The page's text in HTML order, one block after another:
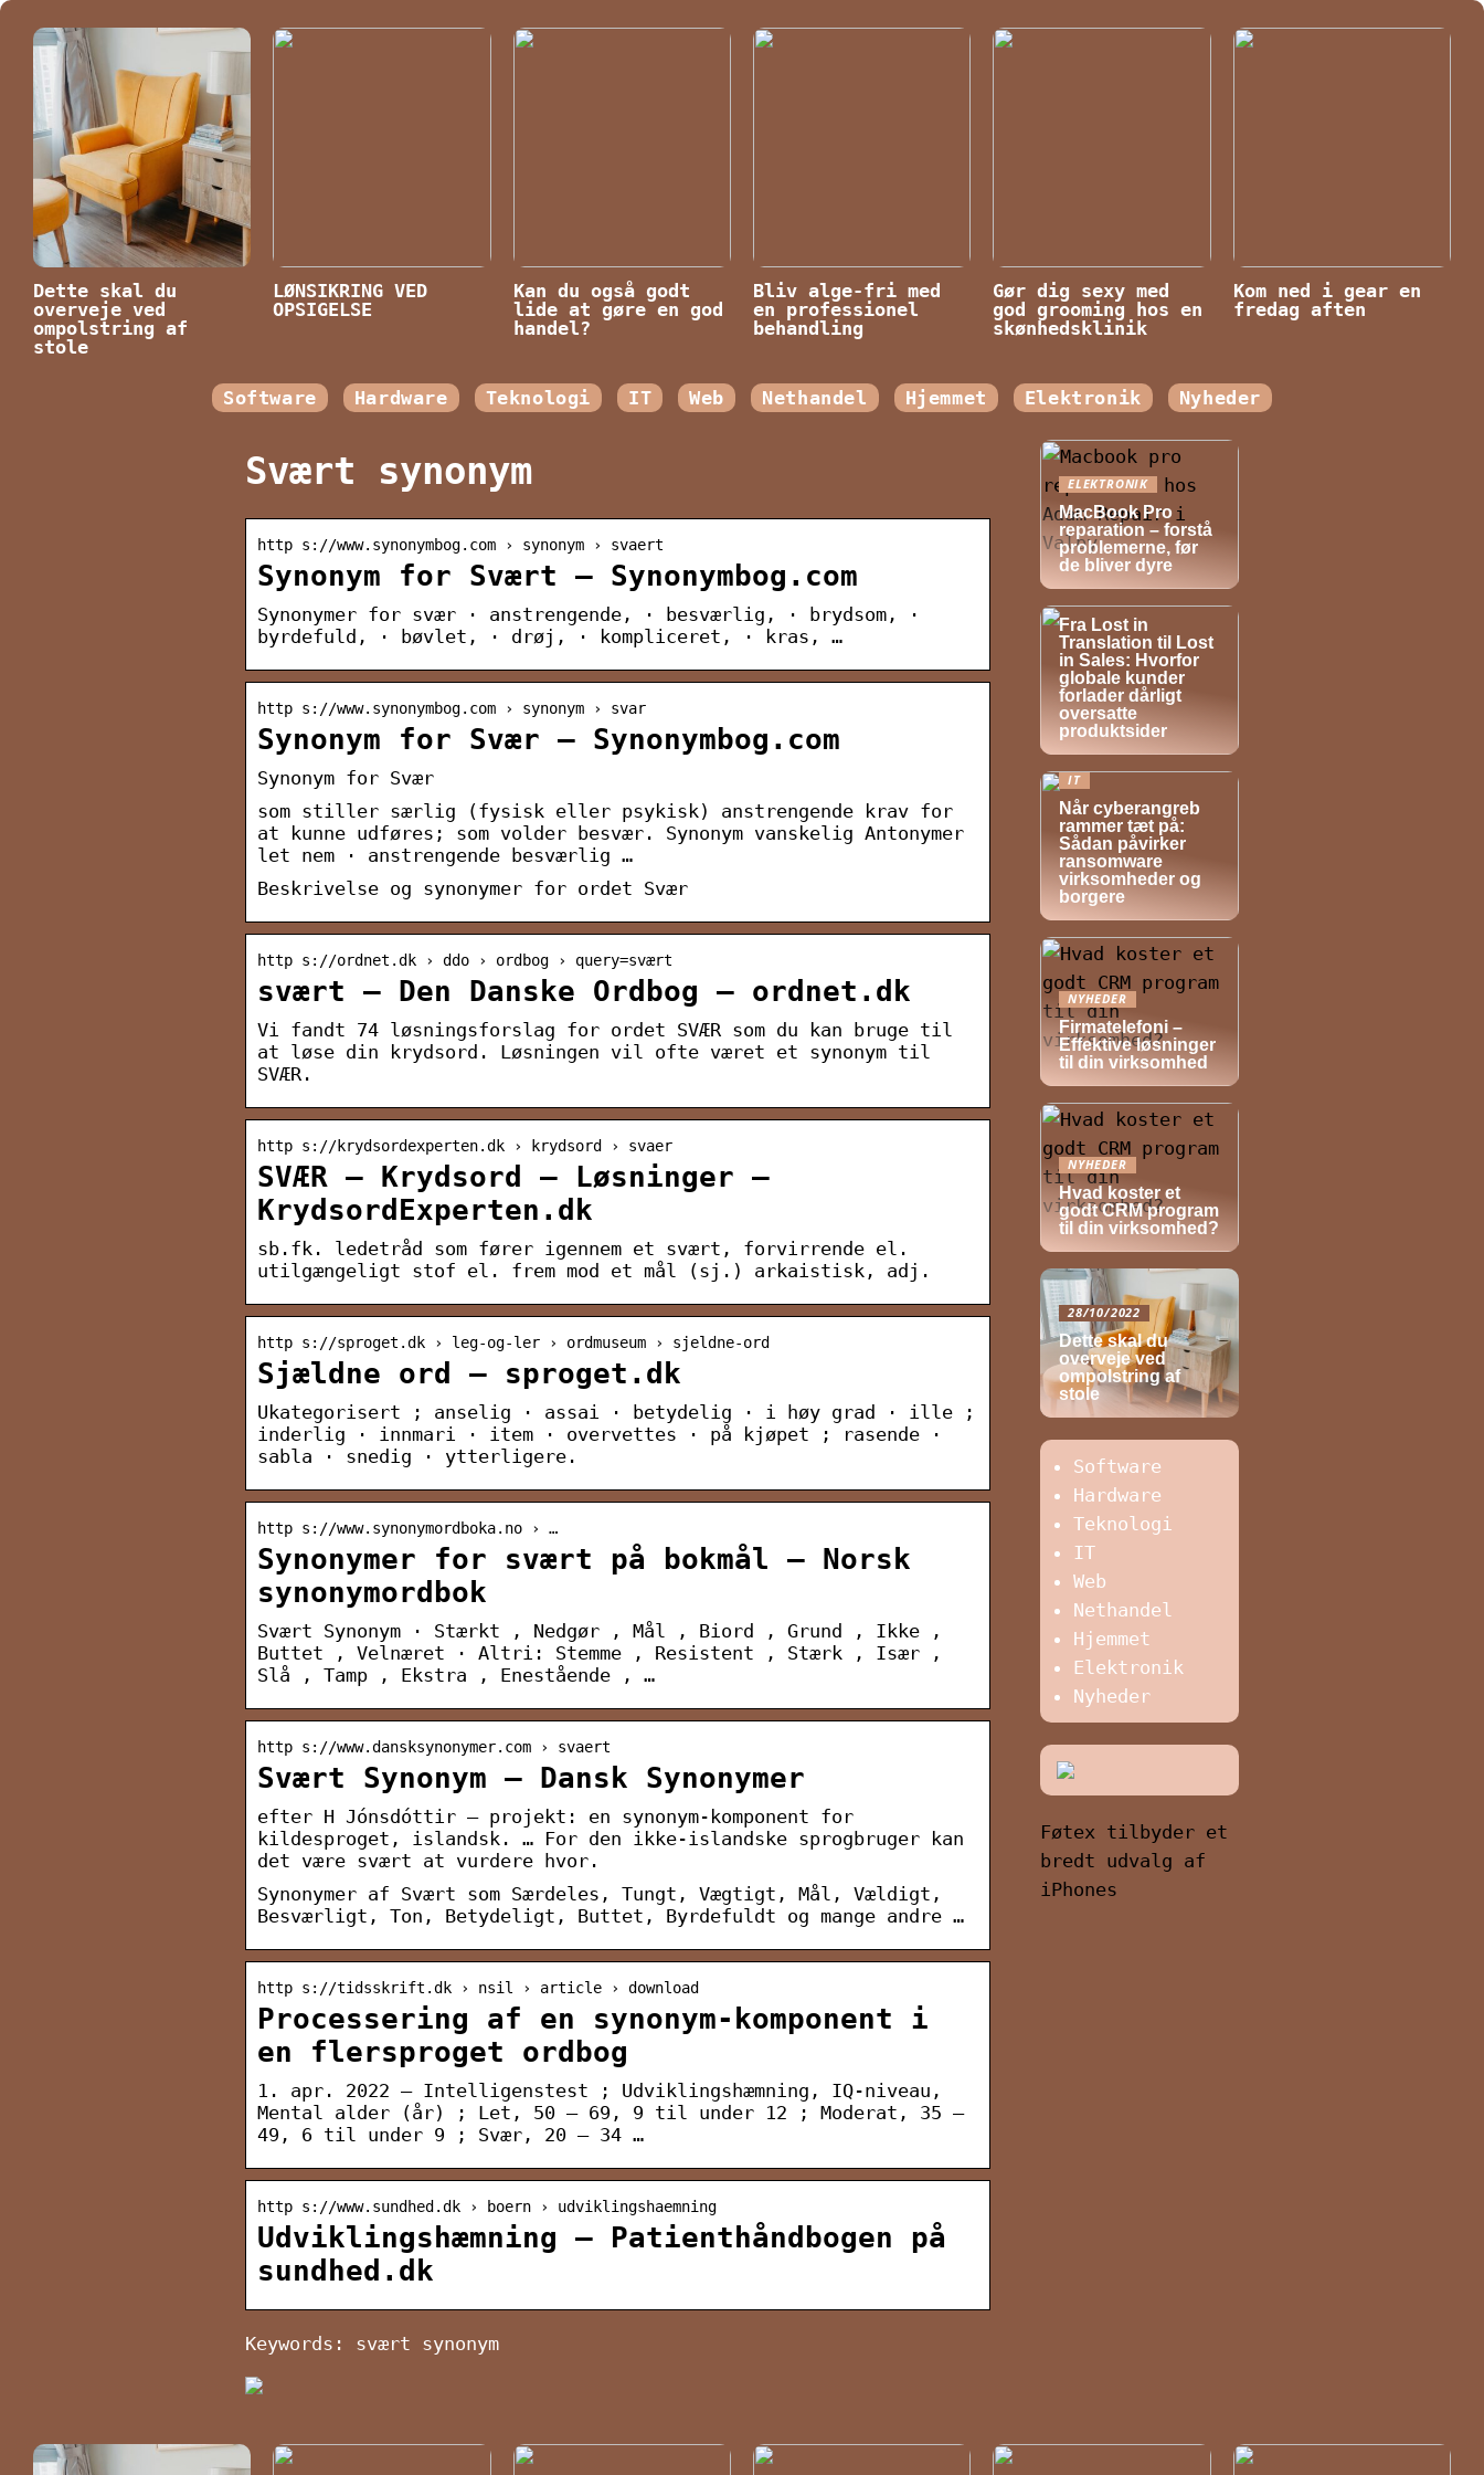
Dette skal du
overveje ved
ompolstring af
stole
LØNSIKRING VED
OPSIGELSE
Kan du også godt
lide at gøre en god
handel?
Bliv alge-fri med
en professionel
behandling
Gør dig sexy med
god grooming hos en
skønhedsklinik
Kom ned i gear en
fredag aften
Software Hardware Teknologi IT Web Nethandel Hjemmet Elektronik Nyheder
Svært synonym
http s://www.synonymbog.com › synonym › svaert
Synonym for Svært – Synonymbog.com
Synonymer for svær · anstrengende, · besværlig, · brydsom, ·
byrdefuld, · bøvlet, · drøj, · kompliceret, · kras, …
http s://www.synonymbog.com › synonym › svar
Synonym for Svær – Synonymbog.com
Synonym for Svær
som stiller særlig (fysisk eller psykisk) anstrengende krav for
at kunne udføres; som volder besvær. Synonym vanskelig Antonymer
let nem · anstrengende besværlig …
Beskrivelse og synonymer for ordet Svær
http s://ordnet.dk › ddo › ordbog › query=svært
svært — Den Danske Ordbog – ordnet.dk
Vi fandt 74 løsningsforslag for ordet SVÆR som du kan bruge til
at løse din krydsord. Løsningen vil ofte været et synonym til
SVÆR.
http s://krydsordexperten.dk › krydsord › svaer
SVÆR – Krydsord – Løsninger –
KrydsordExperten.dk
sb.fk. ledetråd som fører igennem et svært, forvirrende el.
utilgængeligt stof el. frem mod et mål (sj.) arkaistisk, adj.
http s://sproget.dk › leg-og-ler › ordmuseum › sjeldne-ord
Sjældne ord — sproget.dk
Ukategorisert ; anselig · assai · betydelig · i høy grad · ille ;
inderlig · innmari · item · overvettes · på kjøpet ; rasende ·
sabla · snedig · ytterligere.
http s://www.synonymordboka.no › …
Synonymer for svært på bokmål – Norsk
synonymordbok
Svært Synonym · Stærkt , Nedgør , Mål , Biord , Grund , Ikke ,
Buttet , Velnæret · Altri: Stemme , Resistent , Stærk , Især ,
Slå , Tamp , Ekstra , Enestående , …
http s://www.dansksynonymer.com › svaert
Svært Synonym – Dansk Synonymer
efter H Jónsdóttir — projekt: en synonym-komponent for
kildesproget, islandsk. … For den ikke-islandske sprogbruger kan
det være svært at vurdere hvor.
Synonymer af Svært som Særdeles, Tungt, Vægtigt, Mål, Vældigt,
Besværligt, Ton, Betydeligt, Buttet, Byrdefuldt og mange andre …
http s://tidsskrift.dk › nsil › article › download
Processering af en synonym-komponent i
en flersproget ordbog
1. apr. 2022 — Intelligenstest ; Udviklingshæmning, IQ-niveau,
Mental alder (år) ; Let, 50 – 69, 9 til under 12 ; Moderat, 35 –
49, 6 til under 9 ; Svær, 20 – 34 …
http s://www.sundhed.dk › boern › udviklingshaemning
Udviklingshæmning – Patienthåndbogen på
sundhed.dk
Keywords: svært synonym
ELEKTRONIK
MacBook Pro
reparation – forstå
problemerne, før
de bliver dyre
Fra Lost in
Translation til Lost
in Sales: Hvorfor
globale kunder
forlader dårligt
oversatte
produktsider
IT
Når cyberangreb
rammer tæt på:
Sådan påvirker
ransomware
virksomheder og
borgere
NYHEDER
Firmatelefoni –
Effektive løsninger
til din virksomhed
NYHEDER
Hvad koster et
godt CRM program
til din virksomhed?
28/10/2022
Dette skal du
overveje ved
ompolstring af
stole
Software
Hardware
Teknologi
IT
Web
Nethandel
Hjemmet
Elektronik
Nyheder
Føtex tilbyder et
bredt udvalg af
iPhones